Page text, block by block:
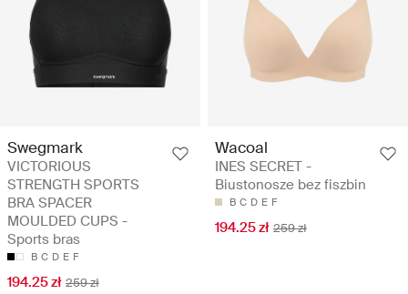
Swegmark
VICTORIOUS
STRENGTH SPORTS
BRA SPACER
MOULDED CUPS -
Sports bras
B C D E F
194.25 zł 259 zł
Wacoal
INES SECRET -
Biustonosze bez fiszbin
B C D E F
194.25 zł 259 zł